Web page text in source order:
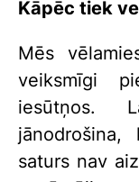
Kāpēc tiek
Mēs
veiksmīgi
iesūtņos.
saturs nav